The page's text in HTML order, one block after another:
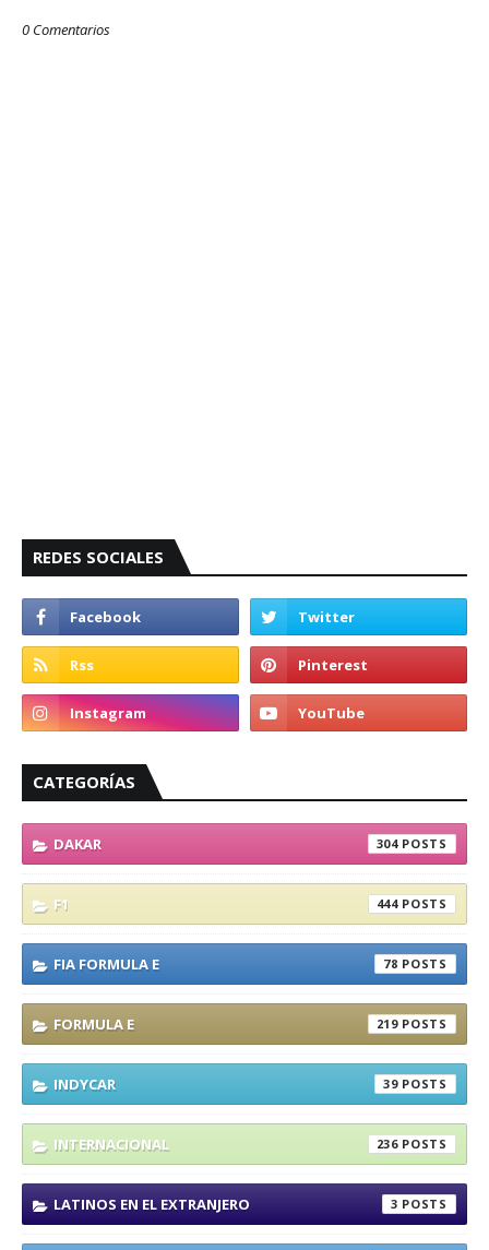
0 Comentarios
REDES SOCIALES
CATEGORÍAS
DAKAR 304
F1 444
FIA FORMULA E 78
FORMULA E 219
INDYCAR 39
INTERNACIONAL 236
LATINOS EN EL EXTRANJERO 3